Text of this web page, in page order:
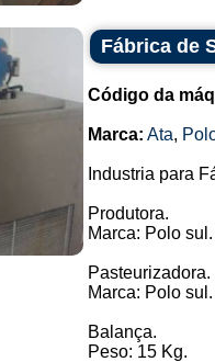
Fábrica de
Código da
Marca: Ata,
Industria para
Produtora.
Marca: Polo sul.
Pasteurizadora.
Marca: Polo sul.
Balança.
Peso: 15 Kg.